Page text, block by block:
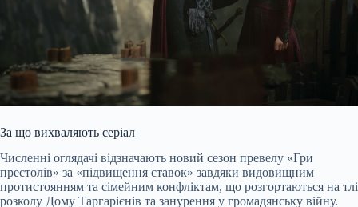
За що вихваляють серіал
Численні оглядачі відзначають новий сезон превелу «Гри
престолів» за «підвищення ставок» завдяки видовищним
протистоянням та сімейним конфліктам, що розгортаються на тлі
розколу Дому Таргарієнів та занурення у громадянську війну.